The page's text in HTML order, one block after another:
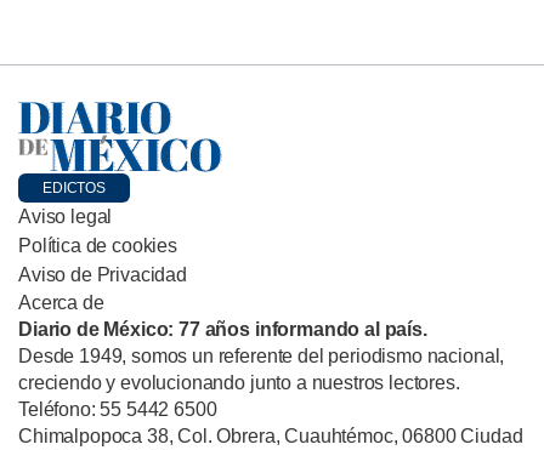
EDICTOS
Aviso legal
Política de cookies
Aviso de Privacidad
Acerca de
Diario de México: 77 años informando al país.
Desde 1949, somos un referente del periodismo nacional,
creciendo y evolucionando junto a nuestros lectores.
Teléfono: 55 5442 6500
Chimalpopoca 38, Col. Obrera, Cuauhtémoc, 06800 Ciudad